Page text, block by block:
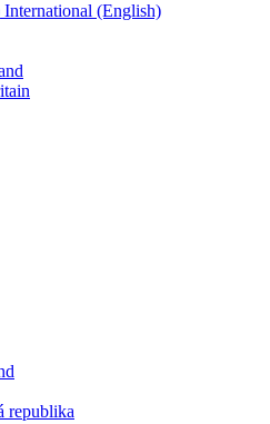
International (English)
republika